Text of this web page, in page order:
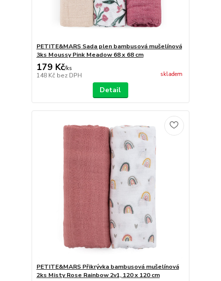
PETITE&MARS Sada plen bambusová mušelínová
3ks Moussy Pink Meadow 68 x 68 cm
179 Kč/ks
148 Kč bez DPH skladem
Detail
PETITE&MARS Přikrývka bambusová mušelínová
2ks Misty Rose Rainbow 2v1, 120 x 120 cm